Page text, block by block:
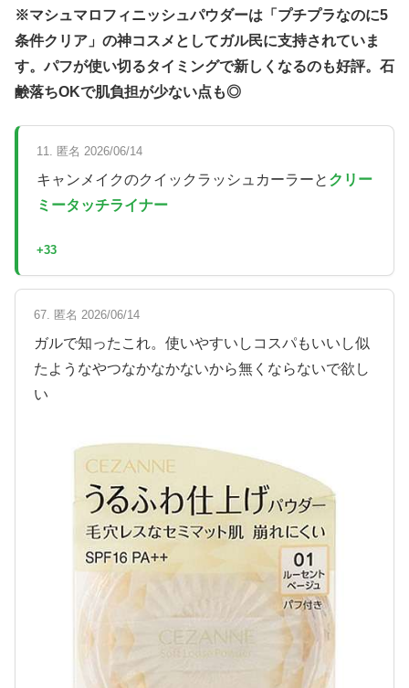
※マシュマロフィニッシュパウダーは「プチプラなのに5
条件クリア」の神コスメとしてガル民に支持されていま
す。パフが使い切るタイミングで新しくなるのも好評。石
鹸落ちOKで肌負担が少ない点も◎
11. 匿名 2026/06/14
キャンメイクのクイックラッシュカーラーと クリー
ミータッチライナー
+33
67. 匿名 2026/06/14
ガルで知ったこれ。使いやすいしコスパもいいし似
たようなやつなかなかないから無くならないで欲し
い